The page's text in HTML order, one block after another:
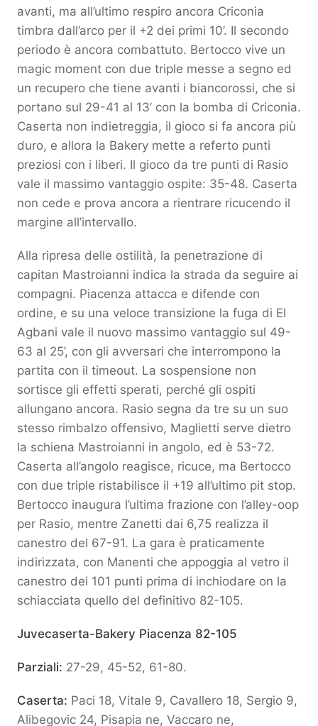
avanti, ma all’ultimo respiro ancora Criconia
timbra dall’arco per il +2 dei primi 10’. Il secondo
periodo è ancora combattuto. Bertocco vive un
magic moment con due triple messe a segno ed
un recupero che tiene avanti i biancorossi, che si
portano sul 29-41 al 13’ con la bomba di Criconia.
Caserta non indietreggia, il gioco si fa ancora più
duro, e allora la Bakery mette a referto punti
preziosi con i liberi. Il gioco da tre punti di Rasio
vale il massimo vantaggio ospite: 35-48. Caserta
non cede e prova ancora a rientrare ricucendo il
margine all’intervallo.
Alla ripresa delle ostilità, la penetrazione di
capitan Mastroianni indica la strada da seguire ai
compagni. Piacenza attacca e difende con
ordine, e su una veloce transizione la fuga di El
Agbani vale il nuovo massimo vantaggio sul 49-
63 al 25’, con gli avversari che interrompono la
partita con il timeout. La sospensione non
sortisce gli effetti sperati, perché gli ospiti
allungano ancora. Rasio segna da tre su un suo
stesso rimbalzo offensivo, Maglietti serve dietro
la schiena Mastroianni in angolo, ed è 53-72.
Caserta all’angolo reagisce, ricuce, ma Bertocco
con due triple ristabilisce il +19 all’ultimo pit stop.
Bertocco inaugura l’ultima frazione con l’alley-oop
per Rasio, mentre Zanetti dai 6,75 realizza il
canestro del 67-91. La gara è praticamente
indirizzata, con Manenti che appoggia al vetro il
canestro dei 101 punti prima di inchiodare on la
schiacciata quello del definitivo 82-105.
Juvecaserta-Bakery Piacenza 82-105
Parziali: 27-29, 45-52, 61-80.
Caserta: Paci 18, Vitale 9, Cavallero 18, Sergio 9,
Alibegovic 24, Pisapia ne, Vaccaro ne,